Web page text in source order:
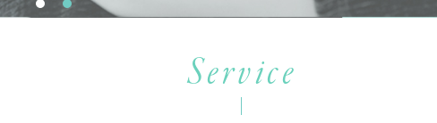
Service